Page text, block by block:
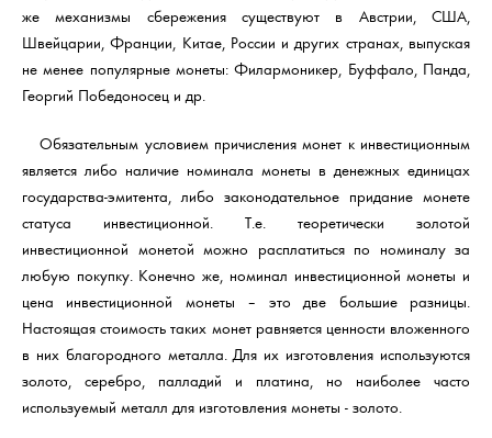
же механизмы сбережения существуют в Австрии, США,
Швейцарии, Франции, Китае, России и других странах, выпуская
не менее популярные монеты: Филармоникер, Буффало, Панда,
Георгий Победоносец и др.
Обязательным условием причисления монет к инвестиционным
является либо наличие номинала монеты в денежных единицах
государства-эмитента, либо законодательное придание монете
статуса инвестиционной. Т.е. теоретически золотой
инвестиционной монетой можно расплатиться по номиналу за
любую покупку. Конечно же, номинал инвестиционной монеты и
цена инвестиционной монеты – это две большие разницы.
Настоящая стоимость таких монет равняется ценности вложенного
в них благородного металла. Для их изготовления используются
золото, серебро, палладий и платина, но наиболее часто
используемый металл для изготовления монеты - золото.